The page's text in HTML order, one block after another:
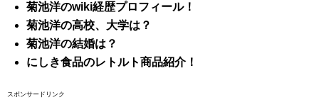
菊池洋のwiki経歴プロフィール！
菊池洋の高校、大学は？
菊池洋の結婚は？
にしき食品のレトルト商品紹介！
スポンサードリンク